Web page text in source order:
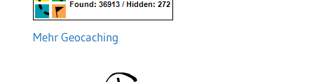
Mehr Geocaching